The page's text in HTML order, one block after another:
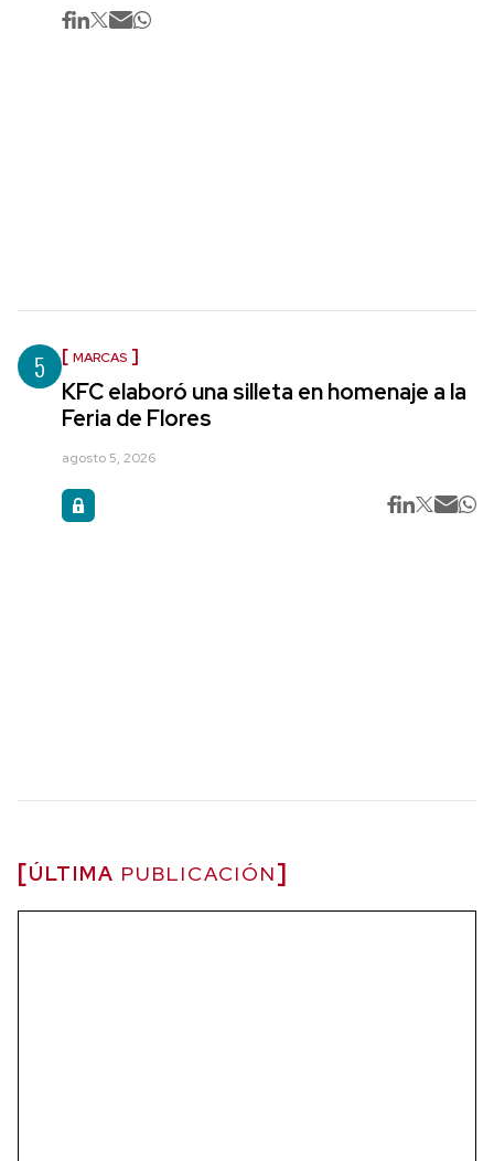
5 MARCAS
KFC elaboró una silleta en homenaje a la
Feria de Flores
agosto 5, 2026
ÚLTIMA PUBLICACIÓN